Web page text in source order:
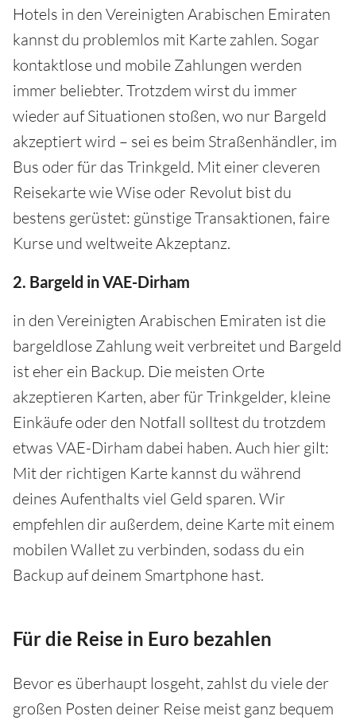
Hotels in den Vereinigten Arabischen Emiraten
kannst du problemlos mit Karte zahlen. Sogar
kontaktlose und mobile Zahlungen werden
immer beliebter. Trotzdem wirst du immer
wieder auf Situationen stoßen, wo nur Bargeld
akzeptiert wird – sei es beim Straßenhändler, im
Bus oder für das Trinkgeld. Mit einer cleveren
Reisekarte wie Wise oder Revolut bist du
bestens gerüstet: günstige Transaktionen, faire
Kurse und weltweite Akzeptanz.
2. Bargeld in VAE-Dirham
in den Vereinigten Arabischen Emiraten ist die
bargeldlose Zahlung weit verbreitet und Bargeld
ist eher ein Backup. Die meisten Orte
akzeptieren Karten, aber für Trinkgelder, kleine
Einkäufe oder den Notfall solltest du trotzdem
etwas VAE-Dirham dabei haben. Auch hier gilt:
Mit der richtigen Karte kannst du während
deines Aufenthalts viel Geld sparen. Wir
empfehlen dir außerdem, deine Karte mit einem
mobilen Wallet zu verbinden, sodass du ein
Backup auf deinem Smartphone hast.
Für die Reise in Euro bezahlen
Bevor es überhaupt losgeht, zahlst du viele der
großen Posten deiner Reise meist ganz bequem